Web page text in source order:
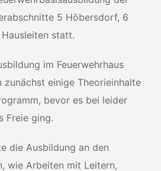
5 Höbersdorf, 6
statt.
im Feuerwehrhaus
zunächst einige Theorieinhalte
bevor es bei leider
Freie ging.
die Ausbildung an den
wie Arbeiten mit Leitern,